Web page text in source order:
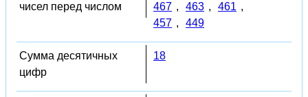
чисел перед числом
467 , 463 , 461 ,
457 , 449
Сумма десятичных
цифр
18